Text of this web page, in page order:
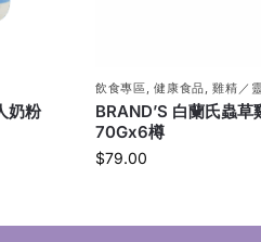
奶粉
飲食專區,健康食品,雞精／
BRAND’S 白蘭氏蟲
70Gx6樽
$79.00